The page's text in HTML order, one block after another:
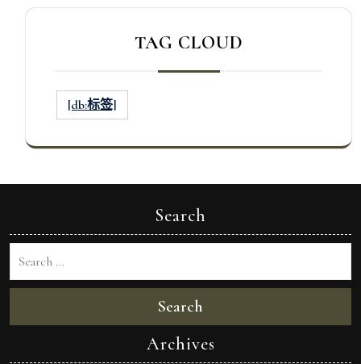
TAG CLOUD
[db:标签]
Search
Search
Archives